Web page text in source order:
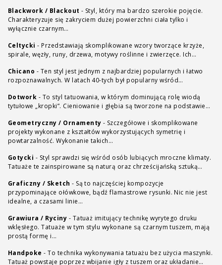
Blackwork / Blackout - Styl, który ma bardzo szerokie pojęcie.
Charakteryzuje się zakryciem dużej powierzchni ciała tylko i
wyłącznie czarnym…
Celtycki - Przedstawiają skomplikowane wzory tworzące krzyże,
spirale, węzły, runy, drzewa, motywy roślinne i zwierzęce. Ich…
Chicano - Ten styl jest jednym z najbardziej popularnych i łatwo
rozpoznawalnych. W latach 40-tych był popularny wśród…
Dotwork - To styl tatuowania, w którym dominującą rolę wiodą
tytułowe „kropki”. Cieniowanie i głębia są tworzone na podstawie…
Geometryczny / Ornamenty - Szczegółowe i skomplikowane
projekty wykonane z kształtów wykorzystujących symetrię i
powtarzalność. Wykonanie takich…
Gotycki - Styl sprawdzi się wśród osób lubiących mroczne klimaty.
Tatuaże te zainspirowane są naturą oraz chrześcijańską sztuką…
Graficzny / Sketch - Są to najczęściej kompozycje
przypominające ołówkowe, bądź flamastrowe rysunki. Nic nie jest
idealne, a czasami linie…
Grawiura / Ryciny - Tatuaż imitujący technikę wyrytego druku
wklęsłego. Tatuaże w tym stylu wykonane są czarnym tuszem, mają
prostą formę i…
Handpoke - To technika wykonywania tatuażu bez użycia maszynki.
Tatuaż powstaje poprzez wbijanie igły z tuszem oraz układanie…